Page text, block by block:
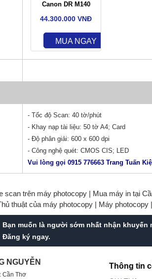
Canon DR M140
44.300.000 VNĐ
MUA NGAY
- Tốc độ Scan: 40 tờ/phút
- Khay nạp tài liệu: 50 tờ A4; Card
- Độ phân giải: 600 x 600 dpi
- Công nghệ quét: CMOS CIS; LED
Vui lòng gọi 0915 776663 Trang Tuấn
scan trên máy photocopy | Mua máy in tại
thuật của máy photocopy | Máy photocopy |
Bạn muốn là người sớm nhất nhận khuyến
Đăng ký ngay.
NGUYỄN
Cần Thơ
Thông tin